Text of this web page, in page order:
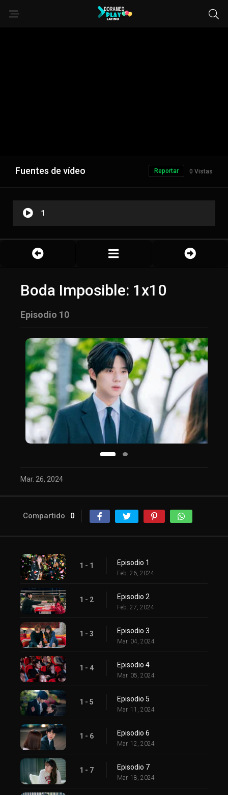
Fuentes de vídeo 0 Vistas
Reportar
1
Boda Imposible: 1x10
Episodio 10
Mar. 26, 2024
Compartido 0
1 - 1 Episodio 1
Feb. 26, 2024
1 - 2 Episodio 2
Feb. 27, 2024
1 - 3 Episodio 3
Mar. 04, 2024
1 - 4 Episodio 4
Mar. 05, 2024
1 - 5 Episodio 5
Mar. 11, 2024
1 - 6 Episodio 6
Mar. 12, 2024
1 - 7 Episodio 7
Mar. 18, 2024